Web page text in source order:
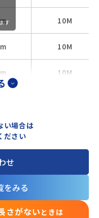
10M
10M
10M
す
をみる
い場合は
ださい
せ
さがない ときは